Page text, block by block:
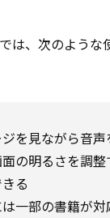
では、次のような
を見ながら音声
の明るさを調整
る
一部の書籍が対